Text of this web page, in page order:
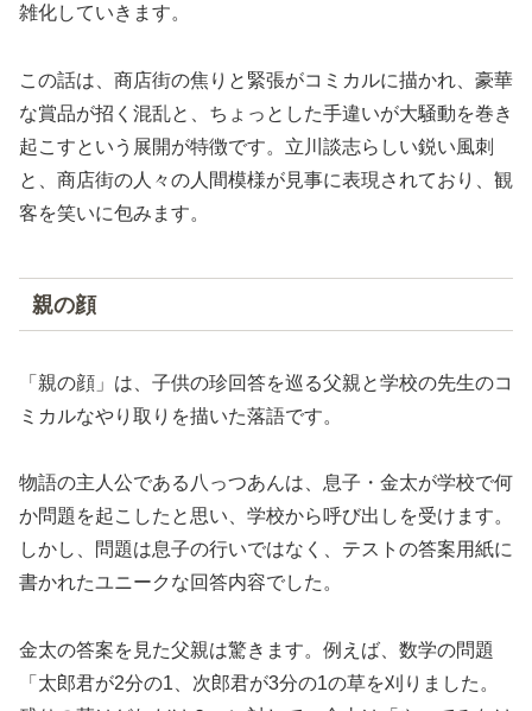
雑化していきます。
この話は、商店街の焦りと緊張がコミカルに描かれ、豪華
な賞品が招く混乱と、ちょっとした手違いが大騒動を巻き
起こすという展開が特徴です。立川談志らしい鋭い風刺
と、商店街の人々の人間模様が見事に表現されており、観
客を笑いに包みます。
親の顔
「親の顔」は、子供の珍回答を巡る父親と学校の先生のコ
ミカルなやり取りを描いた落語です。
物語の主人公である八っつあんは、息子・金太が学校で何
か問題を起こしたと思い、学校から呼び出しを受けます。
しかし、問題は息子の行いではなく、テストの答案用紙に
書かれたユニークな回答内容でした。
金太の答案を見た父親は驚きます。例えば、数学の問題
「太郎君が2分の1、次郎君が3分の1の草を刈りました。